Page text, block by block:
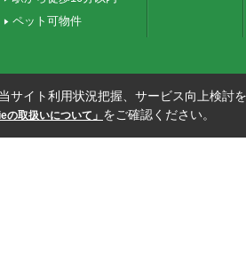
ペット可物件
サイト利用状況把握、サービス向上検討
の取扱いについて」 をご確認ください。